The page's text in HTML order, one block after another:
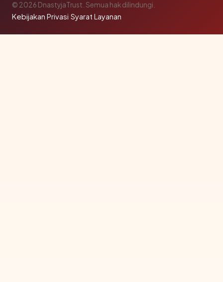
© 2026 DnastyjaTrust. Semua hak dilindungi.
Kebijakan Privasi·Syarat Layanan